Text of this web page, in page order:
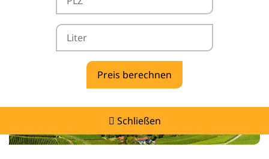
Schließen
Heizölpreise Weinsberg -
vergleichen & günstig tanken